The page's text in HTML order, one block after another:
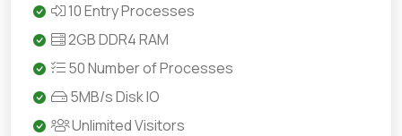
10 Entry Processes
2GB DDR4 RAM
50 Number of Processes
5MB/s Disk IO
Unlimited Visitors